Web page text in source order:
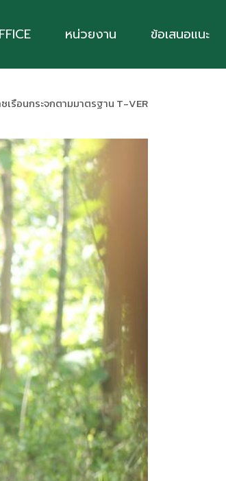
หน่วยงาน ข้อเสนอแนะ
รือนกระจกตามมาตรฐาน T-VER